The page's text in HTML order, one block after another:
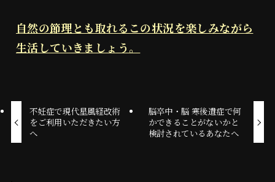
自然の節理とも取れるこの状況を楽しみながら
生活していきましょう。
不妊症で現代星風経改術
をご利用いただきたい方
へ
脳卒中・脳 寒後遺症で何
かできることがないかと
検討されているあなたへ